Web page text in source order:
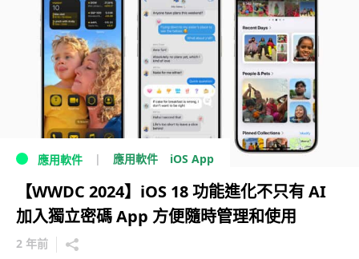
應用軟件 應用軟件 iOS App
【WWDC 2024】iOS 18 功能進化不只有 AI
加入獨立密碼 App 方便隨時管理和使用
2 年前